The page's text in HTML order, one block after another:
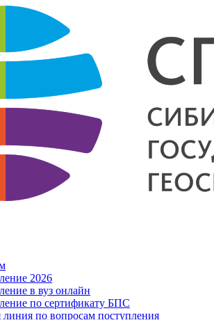
2026
в вуз онлайн
по сертификату БПС
линия по вопросам поступления